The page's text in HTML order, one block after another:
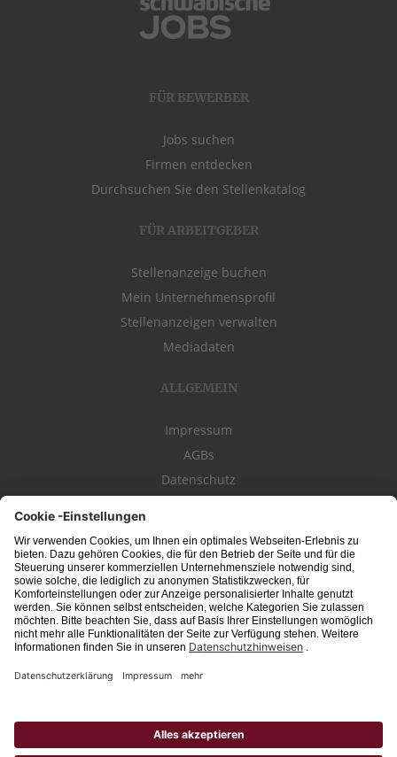
FÜR BEWERBER
Jobs suchen
Firmen entdecken
Durchsuchen Sie den Stellenkatalog
FÜR ARBEITGEBER
Stellenanzeige buchen
Mein Unternehmensprofil
Stellenanzeigen verwalten
Mediadaten
ALLGEMEIN
Impressum
AGBs
Datenschutz
schwäbischeJOBS - die Stellenbörse für die RegionBodensee, Schwaben,
Ostalbund Allgäu. Alle Jobs im Süden!
Auszubildende, Berufseinsteiger, Fachkräfte und Führungskräfte! Aktuelle
Zeitung, Aalener Nachrichten, Lindauer Zeitung, Gränzbote, Heuberger Bote
Südfinder(ehem. Südjob / jobsüd).